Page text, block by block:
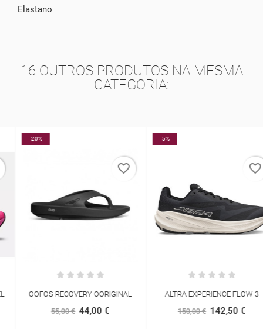
Elastano
16 OUTROS PRODUTOS NA MESMA
CATEGORIA:
OOFOS RECOVERY OORIGINAL
55,00 € 44,00 €
ALTRA EXPERIENCE FLOW 3
150,00 € 142,50 €